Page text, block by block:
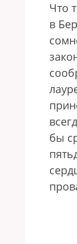
Что
в
бы